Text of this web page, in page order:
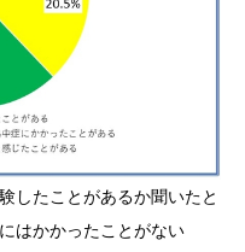
したことがあるか聞いたと
はかかったことがない